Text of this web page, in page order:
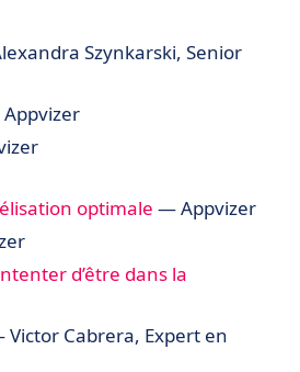
Szynkarski, Senior
optimale — Appvizer
d’être dans la
Cabrera, Expert en